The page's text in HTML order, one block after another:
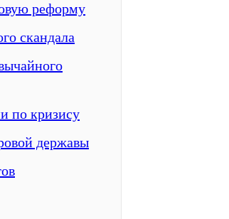
реформу
скандала
по кризису
державы